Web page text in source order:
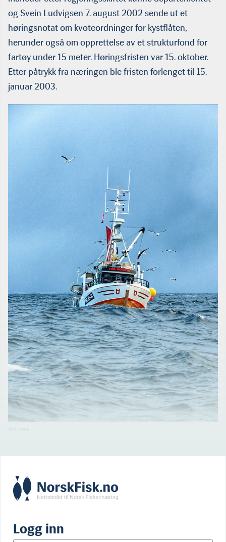
og Svein Ludvigsen 7. august 2002 sende ut et
høringsnotat om kvoteordninger for kystflåten,
herunder også om opprettelse av et strukturfond for
fartøy under 15 meter. Høringsfristen var 15. oktober.
Etter påtrykk fra næringen ble fristen forlenget til 15.
januar 2003.
Logg inn